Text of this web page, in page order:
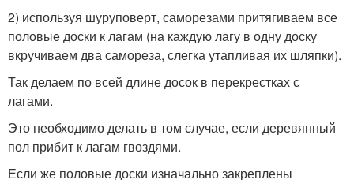
2) используя шуруповерт, саморезами притягиваем все
половые доски к лагам (на каждую лагу в одну доску
вкручиваем два самореза, слегка утапливая их шляпки).
Так делаем по всей длине досок в перекрестках с
лагами.
Это необходимо делать в том случае, если деревянный
пол прибит к лагам гвоздями.
Если же половые доски изначально закреплены